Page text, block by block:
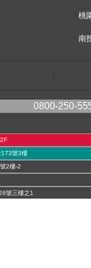
桃
南
0800-250-
173號3樓
2樓-2
號三樓之1